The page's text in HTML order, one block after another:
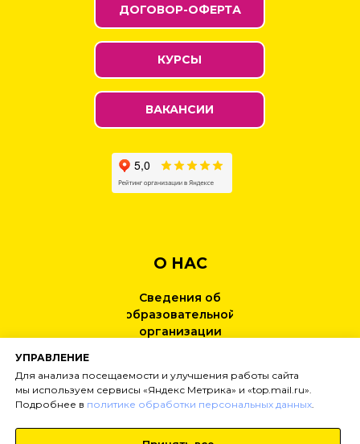
О НАС
ВАКАНСИИ
КУРСЫ
Сведения об
образовательной
организации
ДОГОВОР-ОФЕРТА
УПРАВЛЕНИЕ
Для анализа посещаемости и улучшения работы сайта
мы используем сервисы «Яндекс Метрика» и «top.mail.ru».
Подробнее в политике обработки персональных данных